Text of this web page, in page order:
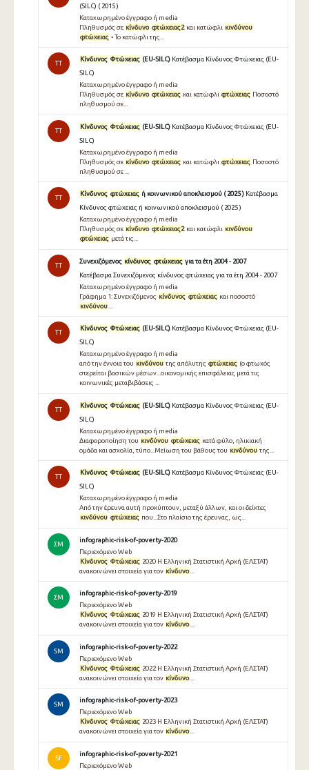
(SILC) ( 2015 )
Καταχωρημένο έγγραφο ή media
Πληθυσµός σε κίνδυνο φτώχειας2και κατώφλι κινδύνου
φτώχειας • Το κατώφλι της...
TT
Κίνδυνος Φτώχειας (EU-SILC) Κατέβασμα Κίνδυνος Φτώχειας (EU-
SILC)
Καταχωρημένο έγγραφο ή media
Πληθυσµός σε κίνδυνο φτώχειας και κατώφλι φτώχειας Ποσοστό
πληθυσµού σε...
TT
Κίνδυνος Φτώχειας (EU-SILC) Κατέβασμα Κίνδυνος Φτώχειας (EU-
SILC)
Καταχωρημένο έγγραφο ή media
Πληθυσµός σε κίνδυνο φτώχειας και κατώφλι φτώχειας Ποσοστό
πληθυσµού σε ...
TT
Κίνδυνος φτώχειας ή κοινωνικού αποκλεισμού ( 2025 ) Κατέβασμα
Κίνδυνος φτώχειας ή κοινωνικού αποκλεισμού ( 2025 )
Καταχωρημένο έγγραφο ή media
Πληθυσμός σε κίνδυνο φτώχειας2και κατώφλι κινδύνου
φτώχειας μετά τις...
TT
Συνεχιζόμενος κίνδυνος φτώχειας για τα έτη 2004 - 2007
Κατέβασμα Συνεχιζόμενος κίνδυνος φτώχειας για τα έτη 2004 - 2007
Καταχωρημένο έγγραφο ή media
Γράφηµα 1: Συνεχιζόµενος κίνδυνος φτώχειας και ποσοστό
κινδύνου
TT
Κίνδυνος Φτώχειας (EU-SILC) Κατέβασμα Κίνδυνος Φτώχειας (EU-
SILC)
Καταχωρημένο έγγραφο ή media
από την έννοια του κινδύνου της απόλυτης φτώχειας (ο φτωχός
στερείται βασικών µέσων...οικονοµικής επισφάλειας µετά τις
κοινωνικές µεταβιβάσεις ...
TT
Κίνδυνος Φτώχειας (EU-SILC) Κατέβασμα Κίνδυνος Φτώχειας (EU-
SILC)
Καταχωρημένο έγγραφο ή media
Διαφοροποίηση του κινδύνου φτώχειας κατά φύλο, ηλικιακή
ομάδα και ασχολία, τύπο...Μείωση του βάθους του κινδύνου της...
TT
Κίνδυνος Φτώχειας (EU-SILC) Κατέβασμα Κίνδυνος Φτώχειας (EU-
SILC)
Καταχωρημένο έγγραφο ή media
Από την έρευνα αυτή προκύπτουν, μεταξύ άλλων, και οι δείκτες
κινδύνου φτώχειας που...Στο πλαίσιο της έρευνας, ως...
ΣΜ
infographic-risk-of-poverty-2020
Περιεχόμενο Web
Κίνδυνος Φτώχειας 2020 Η Ελληνική Στατιστική Αρχή (ΕΛΣΤΑΤ)
ανακοινώνει στοιχεία για τον κίνδυνο...
ΣΜ
infographic-risk-of-poverty-2019
Περιεχόμενο Web
Κίνδυνος Φτώχειας 2019 Η Ελληνική Στατιστική Αρχή (ΕΛΣΤΑΤ)
ανακοινώνει στοιχεία για τον κίνδυνο...
SM
infographic-risk-of-poverty-2022
Περιεχόμενο Web
Κίνδυνος Φτώχειας 2022 Η Ελληνική Στατιστική Αρχή (ΕΛΣΤΑΤ)
ανακοινώνει στοιχεία για τον κίνδυνο...
SM
infographic-risk-of-poverty-2023
Περιεχόμενο Web
Κίνδυνος Φτώχειας 2023 Η Ελληνική Στατιστική Αρχή (ΕΛΣΤΑΤ)
ανακοινώνει στοιχεία για τον κίνδυνο...
SF
infographic-risk-of-poverty-2021
Περιεχόμενο Web